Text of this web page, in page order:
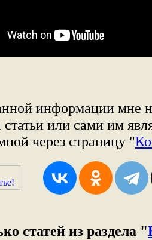
информации мне
статьи или сами им
через страницу "
статей из раздела "